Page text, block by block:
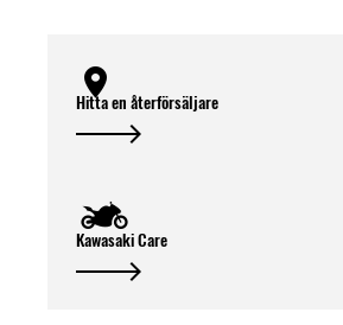
Hitta en återförsäljare
Kawasaki Care